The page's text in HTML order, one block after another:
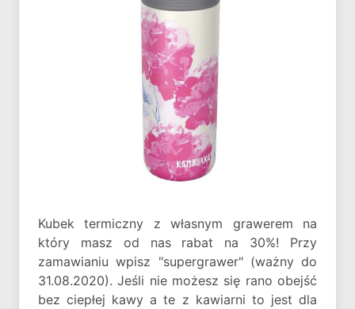
Kubek termiczny z własnym grawerem na
który masz od nas rabat na 30%! Przy
zamawianiu wpisz "supergrawer" (ważny do
31.08.2020). Jeśli nie możesz się rano obejść
bez ciepłej kawy a te z kawiarni to jest dla